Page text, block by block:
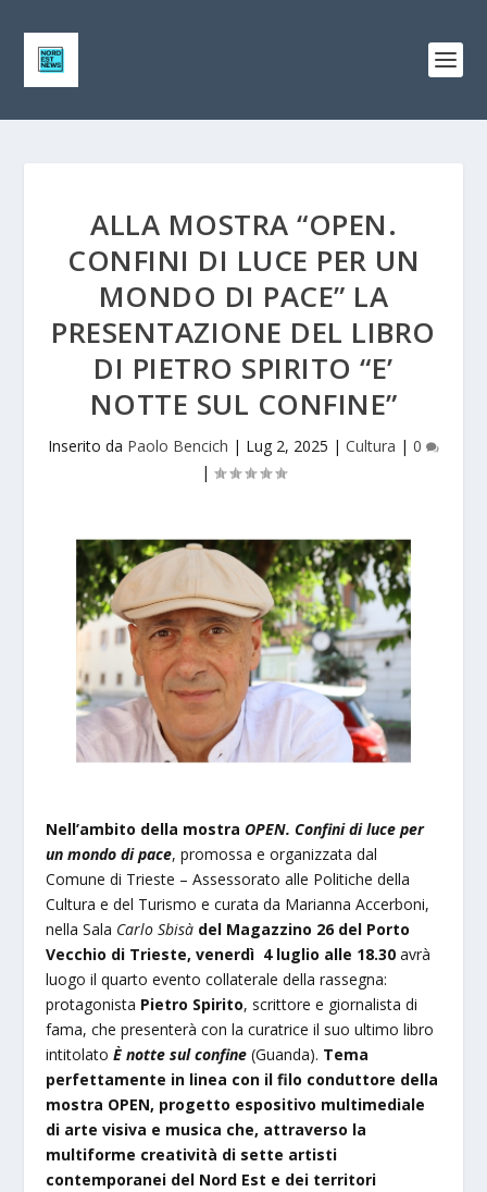
ALLA MOSTRA “OPEN.
CONFINI DI LUCE PER UN
MONDO DI PACE” LA
PRESENTAZIONE DEL LIBRO
DI PIETRO SPIRITO “E’
NOTTE SUL CONFINE”
Inserito da Paolo Bencich | Lug 2, 2025 | Cultura | 0
|
Nell’ambito della mostraOPEN. Confini di luce per
un mondo di pace, promossa e organizzata dal
Comune di Trieste – Assessorato alle Politiche della
Cultura e del Turismo e curata da Marianna Accerboni,
nella Sala Carlo Sbisà del Magazzino 26 del Porto
Vecchio di Trieste, venerdì 4 luglio alle 18.30 avrà
luogo il quarto evento collaterale della rassegna:
protagonista Pietro Spirito, scrittore e giornalista di
fama, che presenterà con la curatrice il suo ultimo libro
intitolatoÈ notte sul confine (Guanda). Tema
perfettamente in linea con il filo conduttore della
mostra OPEN, progetto espositivo multimediale
di arte visiva e musica che, attraverso la
multiforme creatività di sette artisti
contemporanei del Nord Est e dei territori